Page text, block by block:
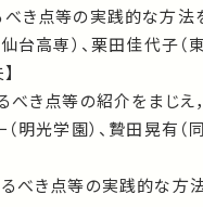
き点等の実践的な方法
台高専）、栗田佳代子（
べき点等の紹介をまじえ
明光学園）、贄田晃有（
べき点等の実践的な方